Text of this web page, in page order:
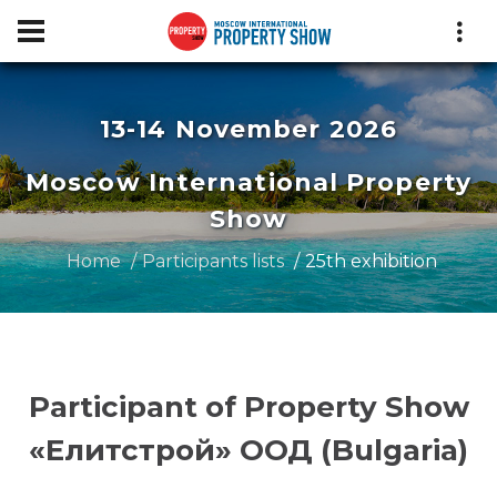
13-14 November 2026
Moscow International Property
Show
Home Participants lists 25th exhibition
Participant of Property Show
«Елитстрой» ООД (Bulgaria)